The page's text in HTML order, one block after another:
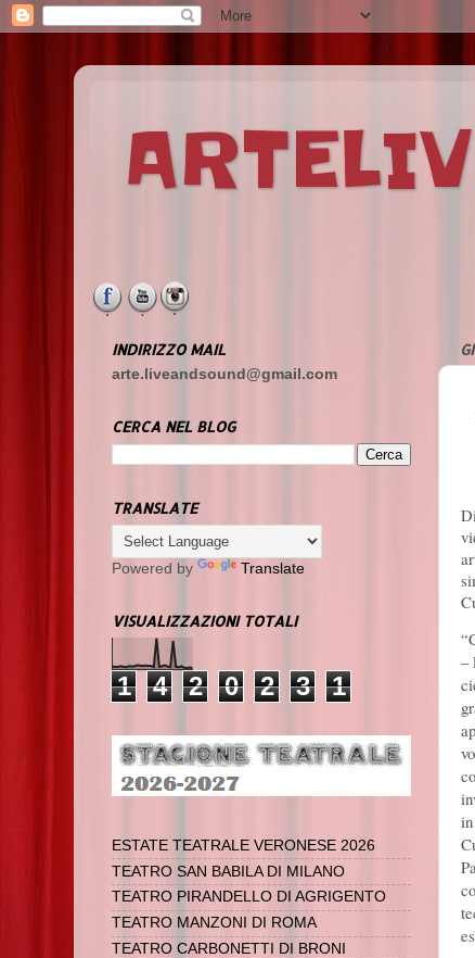
–
INDIRIZZO MAIL
arte.liveandsound@gmail.com
CERCA NEL BLOG
TRANSLATE
Powered by Translate
VISUALIZZAZIONI TOTALI
1 4 2 0 2 3 1
ESTATE TEATRALE VERONESE 2026
TEATRO SAN BABILA DI MILANO
TEATRO PIRANDELLO DI AGRIGENTO
TEATRO MANZONI DI ROMA
TEATRO CARBONETTI DI BRONI